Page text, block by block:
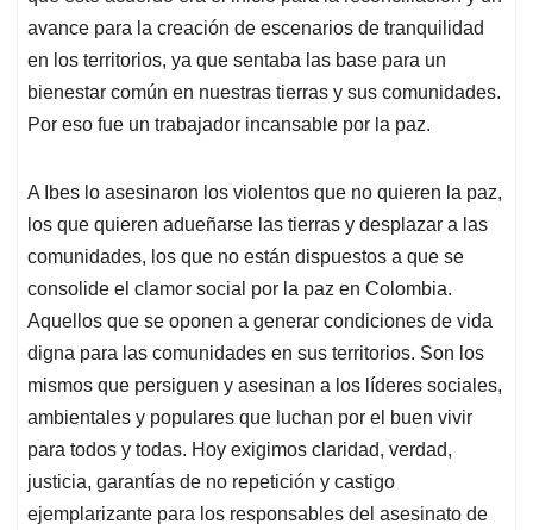
avance para la creación de escenarios de tranquilidad
en los territorios, ya que sentaba las base para un
bienestar común en nuestras tierras y sus comunidades.
Por eso fue un trabajador incansable por la paz.
A Ibes lo asesinaron los violentos que no quieren la paz,
los que quieren adueñarse las tierras y desplazar a las
comunidades, los que no están dispuestos a que se
consolide el clamor social por la paz en Colombia.
Aquellos que se oponen a generar condiciones de vida
digna para las comunidades en sus territorios. Son los
mismos que persiguen y asesinan a los líderes sociales,
ambientales y populares que luchan por el buen vivir
para todos y todas. Hoy exigimos claridad, verdad,
justicia, garantías de no repetición y castigo
ejemplarizante para los responsables del asesinato de